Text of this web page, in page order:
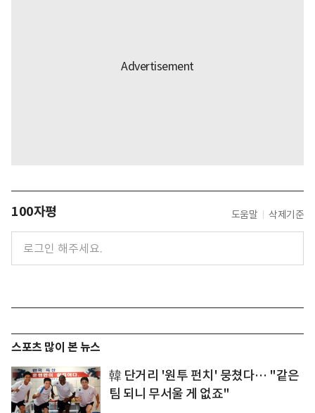
100자평 도움말 삭제기준
스포츠 많이 본 뉴스
韓 단거리 '원투 펀치' 뭉쳤다… "같은
팀 되니 무서울 게 없죠"